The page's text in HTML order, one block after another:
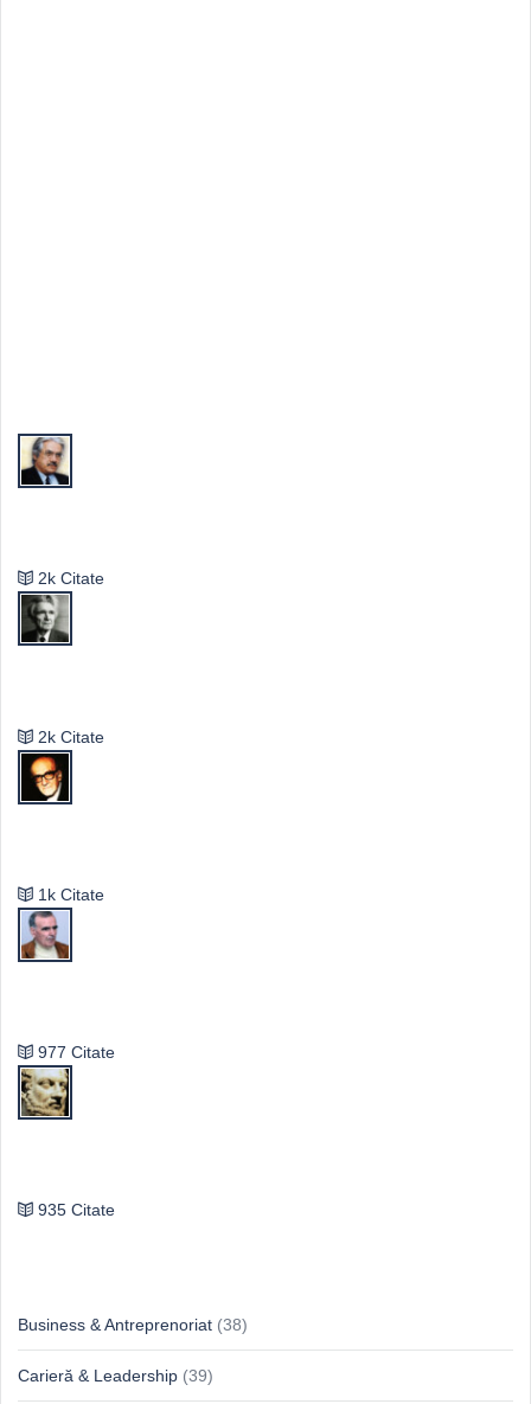
2k Citate
2k Citate
1k Citate
977 Citate
935 Citate
Business & Antreprenoriat (38)
Carieră & Leadership (39)